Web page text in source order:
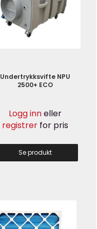
Undertrykksvifte NPU
2500+ ECO
Logg inneller
registrerfor pris
Se produkt